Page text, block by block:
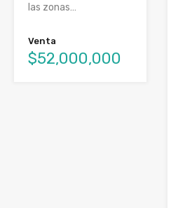
las zonas…
Venta
$52,000,000